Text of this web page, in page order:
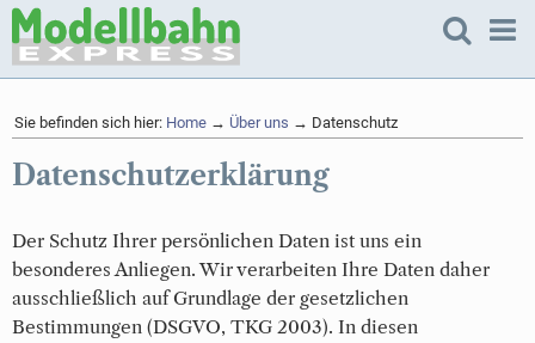
Sie befinden sich hier: Home → Über uns → Datenschutz
Datenschutzerklärung
Der Schutz Ihrer persönlichen Daten ist uns ein
besonderes Anliegen. Wir verarbeiten Ihre Daten daher
ausschließlich auf Grundlage der gesetzlichen
Bestimmungen (DSGVO, TKG 2003). In diesen